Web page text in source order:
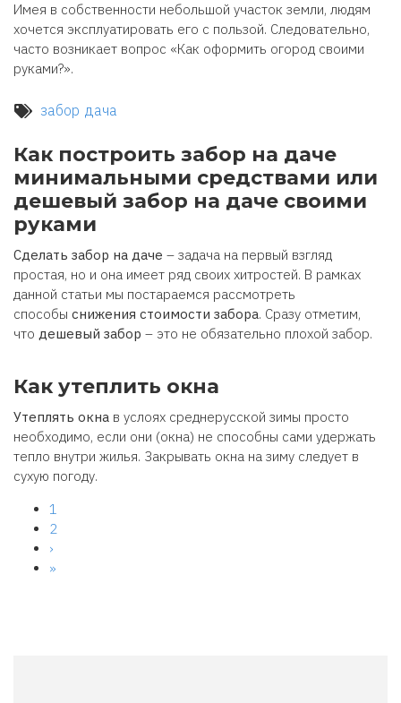
Имея в собственности небольшой участок земли, людям
хочется эксплуатировать его с пользой. Следовательно,
часто возникает вопрос «Как оформить огород своими
руками?».
забор дача
Как построить забор на даче
минимальными средствами или
дешевый забор на даче своими
руками
Сделать забор на даче – задача на первый взгляд
простая, но и она имеет ряд своих хитростей. В рамках
данной статьи мы постараемся рассмотреть
способы снижения стоимости забора. Сразу отметим,
что дешевый забор – это не обязательно плохой забор.
Как утеплить окна
Утеплять окна в услоях среднерусской зимы просто
необходимо, если они (окна) не способны сами удержать
тепло внутри жилья. Закрывать окна на зиму следует в
сухую погоду.
Нумерация
страниц
Текущая
страница
1
Page
2
Следующая
страница
›
Последняя
»